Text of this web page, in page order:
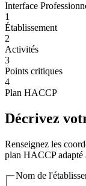
Interface
1
Établissement
2
Activités
3
Points critiques
4
Plan HACCP
Décrivez
Renseignez les
plan HACCP adapté
Nom de